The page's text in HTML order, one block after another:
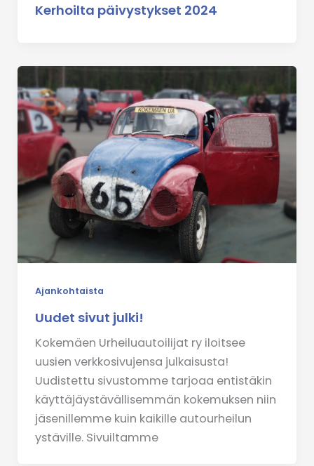
Kerhoilta päivystykset 2024
Ajankohtaista
Uudet sivut julki!
Kokemäen Urheiluautoilijat ry iloitsee
uusien verkkosivujensa julkaisusta!
Uudistettu sivustomme tarjoaa entistäkin
käyttäjäystävällisemmän kokemuksen niin
jäsenillemme kuin kaikille autourheilun
ystäville. Sivuiltamme